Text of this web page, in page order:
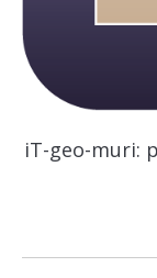
iT-geo-muri: